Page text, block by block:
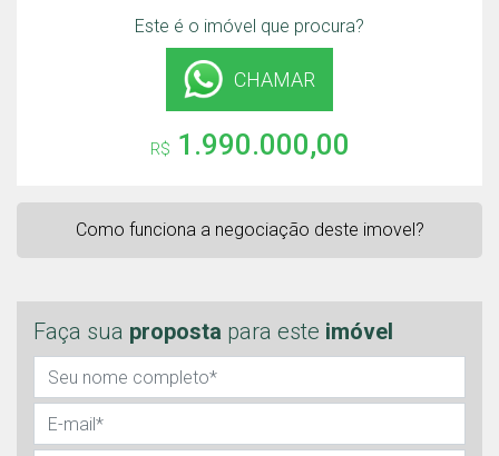
Faça sua proposta para este imóvel
Este é o imóvel que procura?
CHAMAR
R$ 1.990.000,00
Como funciona a negociação deste imovel?